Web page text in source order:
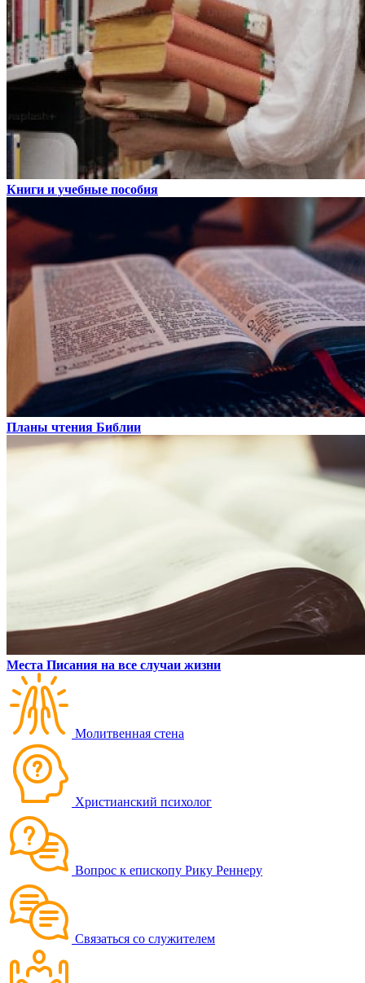
Книги и учебные пособия
Планы чтения Библии
Места Писания на все случаи жизни
Молитвенная стена
Христианский психолог
Вопрос к епископу Рику Реннеру
Связаться со служителем